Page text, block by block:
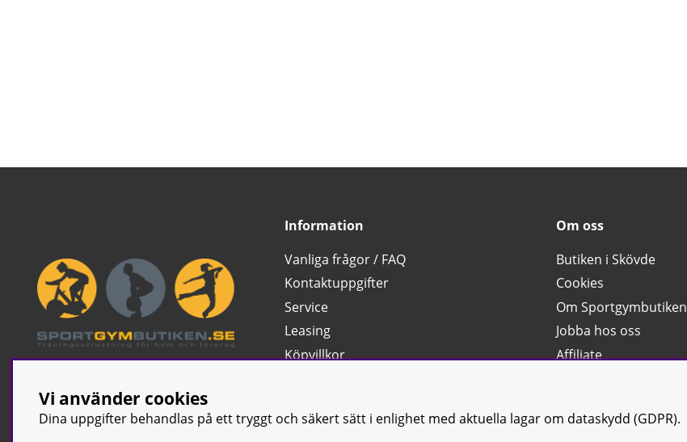
Information
Vanliga frågor / FAQ
Kontaktuppgifter
Service
Leasing
Köpvillkor
Om oss
Butiken i Skövde
Cookies
Om Sportgymbutiken
Jobba hos oss
Affiliate
Vi använder cookies
Dina uppgifter behandlas på ett tryggt och säkert sätt i enlighet med aktuella lagar om dataskydd (GDPR).